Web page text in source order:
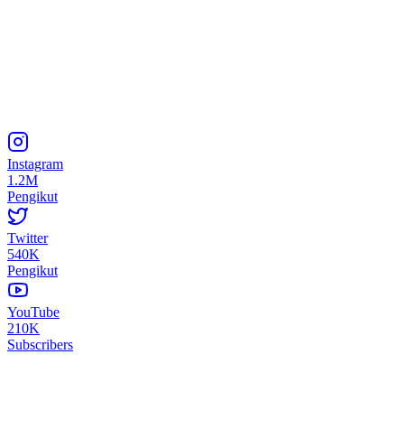
Instagram
1.2M
Pengikut
Twitter
540K
Pengikut
YouTube
210K
Subscribers